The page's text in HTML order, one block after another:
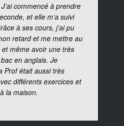
J’ai commencé à prendre
et elle m’a suivi
à ses cours, j’ai pu
retard et me mettre au
même avoir une très
en anglais. Je
Prof était aussi très
différents exercices et
la maison.